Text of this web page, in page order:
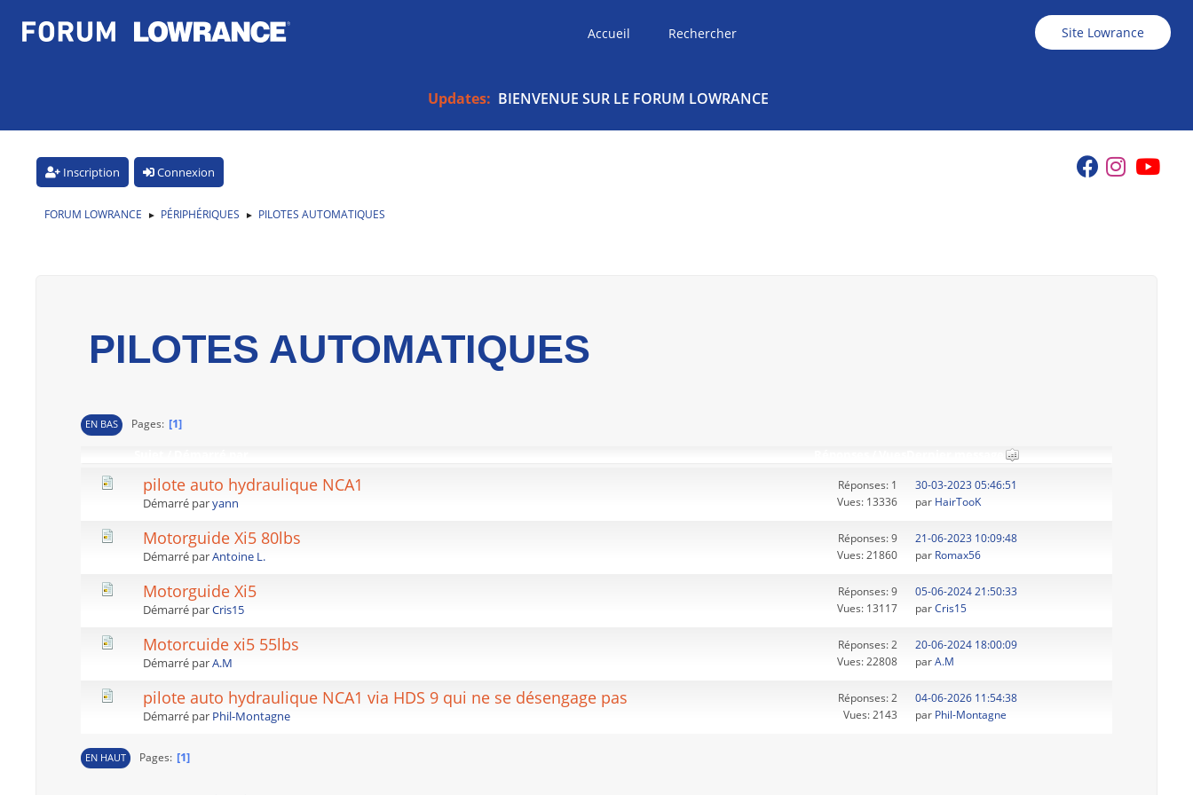
Accueil Rechercher Site Lowrance
Updates: BIENVENUE SUR LE FORUM LOWRANCE
Inscription Connexion
FORUM LOWRANCE ► PÉRIPHÉRIQUES ► PILOTES AUTOMATIQUES
PILOTES AUTOMATIQUES
EN BAS Pages
1
pilote auto hydraulique NCA1
Démarré paryann
Réponses: 1
Vues: 13336
30-03-2023 05:46:51
par HairTooK
Motorguide Xi5 80lbs
Démarré parAntoine L.
Réponses: 9
Vues: 21860
21-06-2023 10:09:48
par Romax56
Motorguide Xi5
Démarré parCris15
Réponses: 9
Vues: 13117
05-06-2024 21:50:33
parCris15
Motorcuide xi5 55lbs
Démarré parA.M
Réponses: 2
Vues: 22808
20-06-2024 18:00:09
parA.M
pilote auto hydraulique NCA1 via HDS 9 qui ne se désengage pas
Démarré par Phil-Montagne
Réponses: 2
Vues: 2143
04-06-2026 11:54:38
par Phil-Montagne
EN HAUT Pages 1